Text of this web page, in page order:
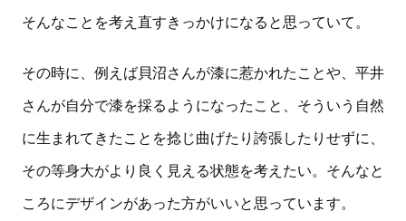
そんなことを考え直すきっかけになると思っていて。
その時に、例えば貝沼さんが漆に惹かれたことや、平井
さんが自分で漆を採るようになったこと、そういう自然
に生まれてきたことを捻じ曲げたり誇張したりせずに、
その等身大がより良く見える状態を考えたい。そんなと
ころにデザインがあった方がいいと思っています。